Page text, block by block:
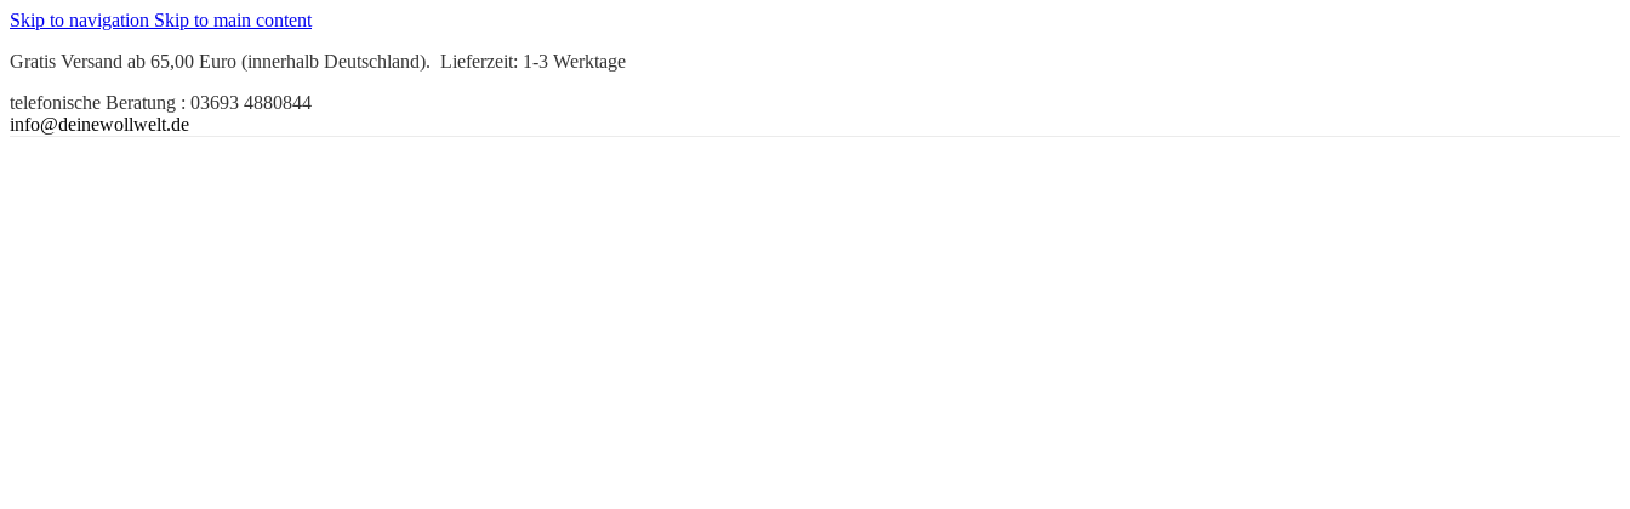
Skip to navigation Skip to main content
Gratis Versand ab 65,00 Euro (innerhalb Deutschland). Lieferzeit: 1-3 Werktage
telefonische Beratung : 03693 4880844
info@deinewollwelt.de